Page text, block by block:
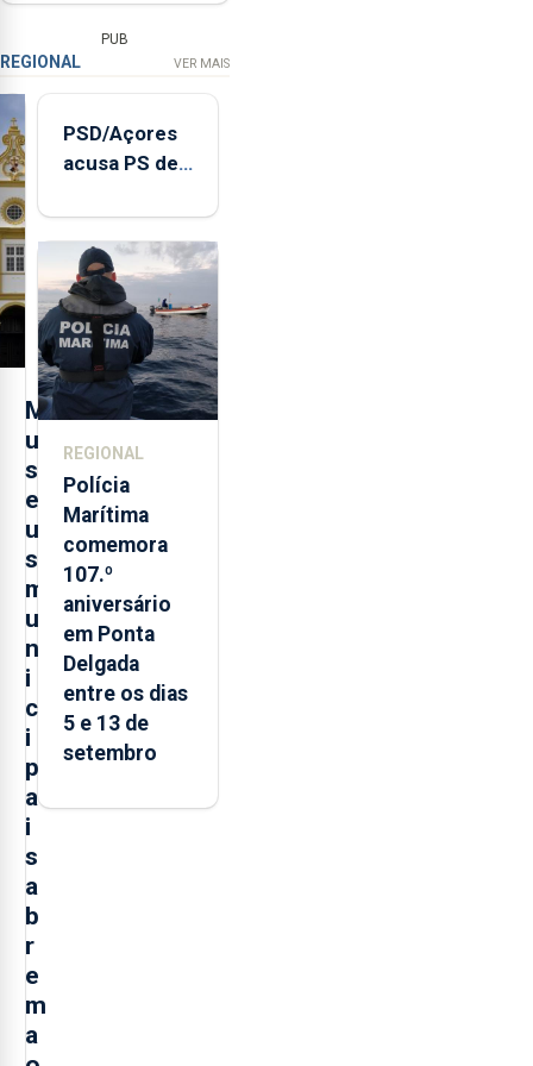
PUB
REGIONAL VER MAIS
M
u
s
e
u
s
m
u
n
i
c
i
p
a
i
s
a
b
r
e
m
a
PSD/Açores
acusa PS de
contraditória"
sobre
evolução
turística
REGIONAL
Polícia
Marítima
comemora
107.º
aniversário
em Ponta
Delgada
entre os dias
5 e 13 de
setembro